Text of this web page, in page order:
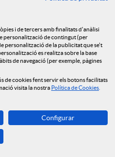
Responsable)
d'Enginyers ha obtingut
al mòdul
i al de “Renda Fixa
la solidesa dels processos
i integració ASG
L'objectiu de l'informe és
els inversors i els seus
interessades. Caixa
anys sent pionera en
i actualment és la
i de tercers amb finalitats d'anàlisi
personalització de contingut (per
personalització de la publicitat que se't
es realitza sobre la base
de navegació (per exemple, pàgines
de cookies fent servir els botons facilitats
visita la nostra Política de Cookies
Configurar